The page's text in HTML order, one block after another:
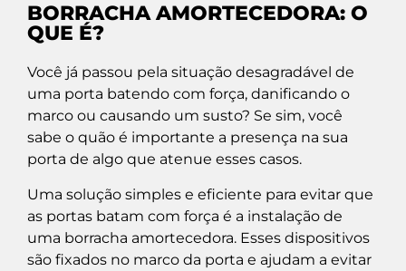
BORRACHA AMORTECEDORA: O
QUE É?
Você já passou pela situação desagradável de
uma porta batendo com força, danificando o
marco ou causando um susto? Se sim, você
sabe o quão é importante a presença na sua
porta de algo que atenue esses casos.
Uma solução simples e eficiente para evitar que
as portas batam com força é a instalação de
uma borracha amortecedora. Esses dispositivos
são fixados no marco da porta e ajudam a evitar